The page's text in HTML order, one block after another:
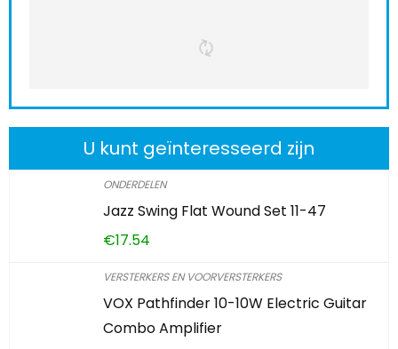
U kunt geïnteresseerd zijn
ONDERDELEN
Jazz Swing Flat Wound Set 11-47
€17.54
VERSTERKERS EN VOORVERSTERKERS
VOX Pathfinder 10-10W Electric Guitar
Combo Amplifier